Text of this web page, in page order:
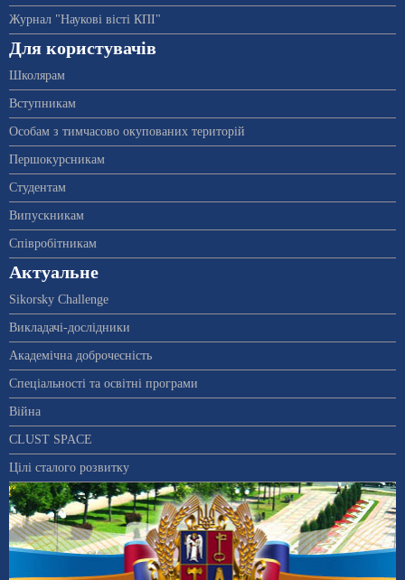
Журнал "Наукові вісті КПІ"
Для користувачів
Школярам
Вступникам
Особам з тимчасово окупованих територій
Першокурсникам
Студентам
Випускникам
Співробітникам
Актуальне
Sikorsky Challenge
Викладачі-дослідники
Академічна доброчесність
Спеціальності та освітні програми
Війна
CLUST SPACE
Цілі сталого розвитку